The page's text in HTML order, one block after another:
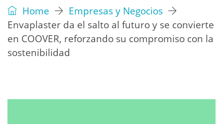
Home
Empresas y Negocios
Envaplaster da el salto al futuro y se convierte
en COOVER, reforzando su compromiso con la
sostenibilidad